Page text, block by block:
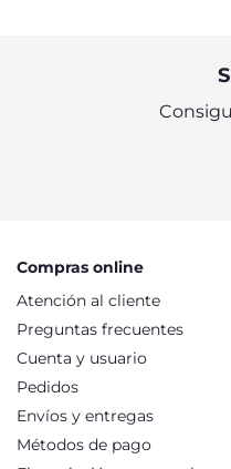
Compras online
Atención al cliente
Preguntas frecuentes
Cuenta y usuario
Pedidos
Envíos y entregas
Métodos de pago